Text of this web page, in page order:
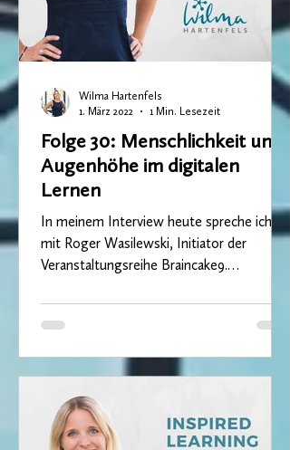
Folge 30: Menschlichkeit und
Augenhöhe im digitalen
Lernen
In meinem Interview heute spreche ich
mit Roger Wasilewski, Initiator der
Veranstaltungsreihe Braincake9.
Wilma Hartenfels
1. März 2022
1 Min. Lesezeit